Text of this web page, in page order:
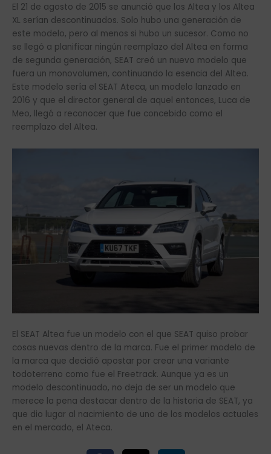
El 21 de agosto de 2015 se anunció que los Altea y los Altea
XL serían descontinuados. Solo hubo una generación de
este modelo, pero al menos si hubo un sucesor. Como no
se llegó a planificar ningún reemplazo del Altea en forma
de segunda generación, SEAT creó un nuevo modelo que
fuera un monovolumen, continuando la esencia del Altea.
Este modelo sería el SEAT Ateca, un modelo lanzado en
2016 y que el director general de aquel entonces, Luca de
Meo, llegó a reconocer que fue concebido como el
reemplazo del Altea.
El SEAT Altea fue un modelo con el que SEAT quiso probar
cosas nuevas dentro de la marca. Fue el primer modelo de
la marca que decidió apostar por crear una variante
todoterreno como fue el Freetrack. Aunque ya es un
modelo descontinuado, no deja de ser un modelo que
merece la pena destacar dentro de la historia de SEAT, ya
que dio lugar al nacimiento de uno de los modelos actuales
en el mercado, el Ateca.